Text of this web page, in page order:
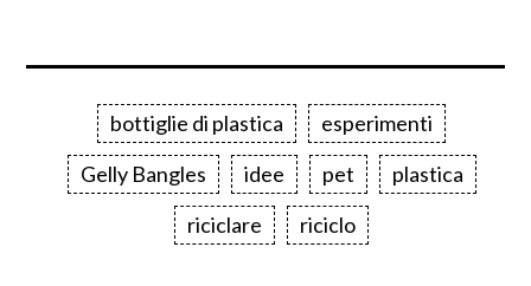
bottiglie di plastica
esperimenti
Gelly Bangles
idee pet
plastica
riciclare
riciclo